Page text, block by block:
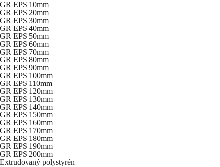
GR EPS 10mm
GR EPS 20mm
GR EPS 30mm
GR EPS 40mm
GR EPS 50mm
GR EPS 60mm
GR EPS 70mm
GR EPS 80mm
GR EPS 90mm
GR EPS 100mm
GR EPS 110mm
GR EPS 120mm
GR EPS 130mm
GR EPS 140mm
GR EPS 150mm
GR EPS 160mm
GR EPS 170mm
GR EPS 180mm
GR EPS 190mm
GR EPS 200mm
Extrudovaný polystyrén